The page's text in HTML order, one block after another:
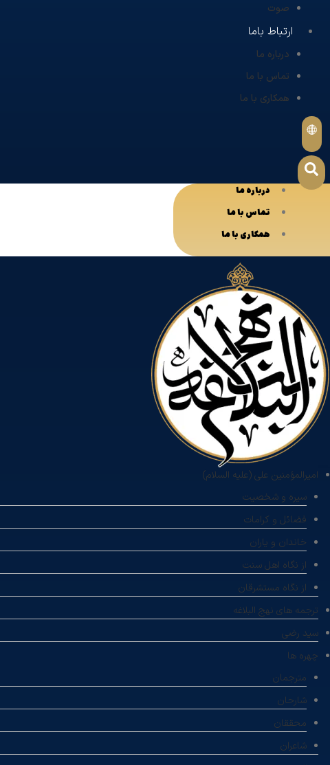
صوت
ارتباط باما
درباره ما
تماس با ما
همکاری با ما
درباره ما
تماس با ما
همکاری با ما
امیرالمؤمنین علی (علیه السلام)
سیره و شخصیت
فضائل و کرامات
خاندان و یاران
از نگاه اهل سنت
از نگاه مستشرقان
ترجمه های نهج البلاغه
سید رضی
چهره ها
مترجمان
شارحان
محققان
شاعران